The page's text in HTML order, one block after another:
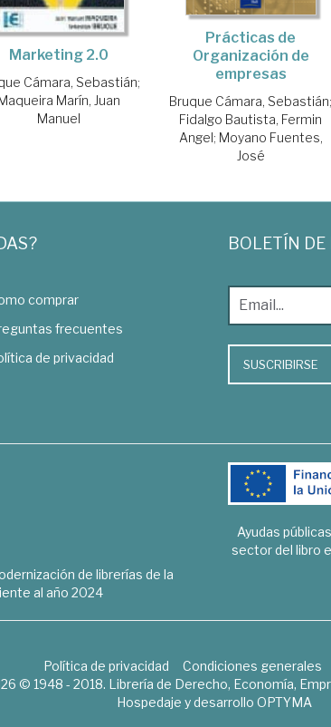
Marketing 2.0
Cámara, Sebastián;
Marín, Juan
Manuel
Prácticas de
Organización de
empresas
Bruque Cámara, Sebastián;
Fidalgo Bautista, Fermin
Angel; Moyano Fuentes,
José
comprar
frecuentes
de privacidad
BOLETÍN DE
SUSCRIBIRSE
de librerías de la
al año 2024
Ayudas
sector del libro
Política de privacidad Condiciones generales
© 1948 - 2018. Librería de Derecho, Economía,
Hospedaje y desarrollo OPTYMA